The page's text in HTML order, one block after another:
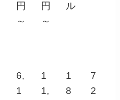
円
～
円
～
ル
6,
1
1
1,
1
8
7
2